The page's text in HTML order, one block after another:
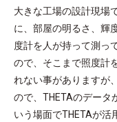
大きな工場の設計現場
に、部屋の明るさ、輝
度計を人が持って測っ
ので、そこまで照度計
れない事がありますが
ので、THETAのデータ
いう場面でTHETAが活